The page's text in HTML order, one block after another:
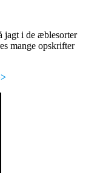
jagt i de æblesorter
mange opskrifter